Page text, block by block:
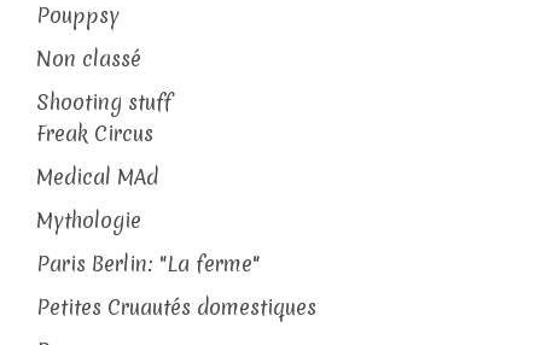
Pouppsy
Non classé
Shooting stuff
Freak Circus
Medical MAd
Mythologie
Paris Berlin: "La ferme"
Petites Cruautés domestiques